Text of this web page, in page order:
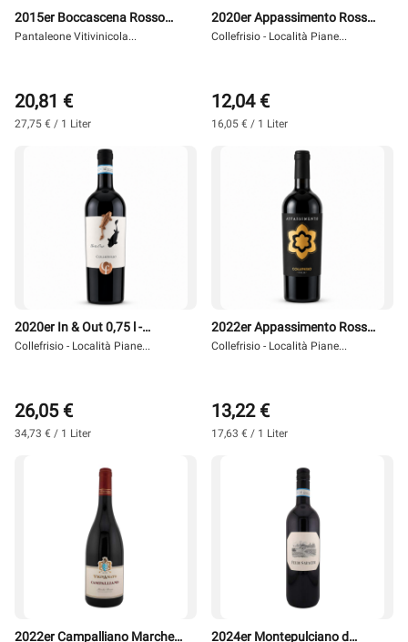
2015er Boccascena Rosso
Marche 0,75 l - Pantaleone
Pantaleone Vitivinicola...
20,81 €
27,75 € / 1 Liter
2020er Appassimento Rosso
0,75 l - Collefrisio
Collefrisio - Località Piane...
12,04 €
16,05 € / 1 Liter
2020er In & Out 0,75 l -
Collefrisio
Collefrisio - Località Piane...
26,05 €
34,73 € / 1 Liter
2022er Appassimento Rosso
0,75 l - Collefrisio
Collefrisio - Località Piane...
13,22 €
17,63 € / 1 Liter
2022er Campalliano Marche
2024er Montepulciano d